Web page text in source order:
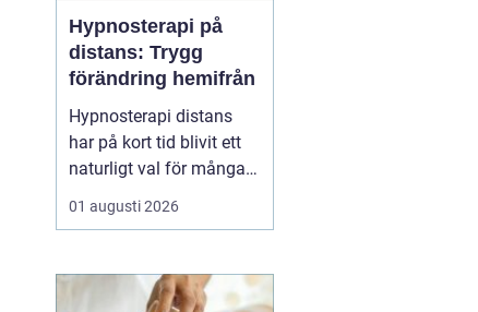
Hypnosterapi på
distans: Trygg
förändring hemifrån
Hypnosterapi distans
har på kort tid blivit ett
naturligt val för många
som vill arbeta med
personlig utveckling
fysisk mottagning.
Genom säkra
01 augusti 2026